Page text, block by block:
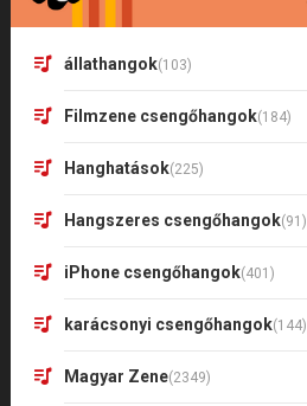
állathangok(103)
Filmzene csengőhangok(184)
Hanghatások(225)
Hangszeres csengőhangok(91)
iPhone csengőhangok(401)
karácsonyi csengőhangok(144)
Magyar Zene(2349)